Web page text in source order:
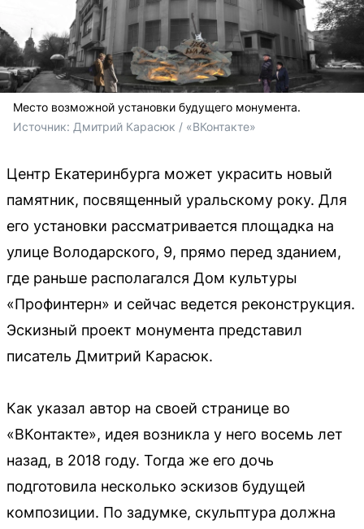
Место возможной установки будущего монумента.
Источник: Дмитрий Карасюк / «ВКонтакте»
Центр Екатеринбурга может украсить новый
памятник, посвященный уральскому року. Для
его установки рассматривается площадка на
улице Володарского, 9, прямо перед зданием,
где раньше располагался Дом культуры
«Профинтерн» и сейчас ведется реконструкция.
Эскизный проект монумента представил
писатель Дмитрий Карасюк.
Как указал автор на своей странице во
«ВКонтакте», идея возникла у него восемь лет
назад, в 2018 году. Тогда же его дочь
подготовила несколько эскизов будущей
композиции. По задумке, скульптура должна